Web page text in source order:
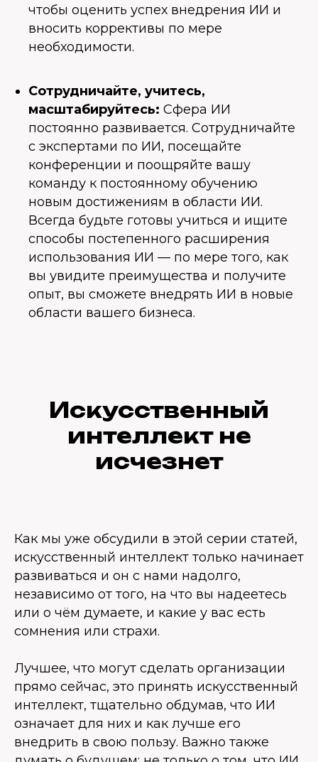
чтобы оценить успех внедрения ИИ и
вносить коррективы по мере
необходимости.
Сотрудничайте, учитесь,
масштабируйтесь: Сфера ИИ
постоянно развивается. Сотрудничайте
с экспертами по ИИ, посещайте
конференции и поощряйте вашу
команду к постоянному обучению
новым достижениям в области ИИ.
Всегда будьте готовы учиться и ищите
способы постепенного расширения
использования ИИ — по мере того, как
вы увидите преимущества и получите
опыт, вы сможете внедрять ИИ в новые
области вашего бизнеса.
Искусственный
интеллект не
исчезнет
Как мы уже обсудили в этой серии статей,
искусственный интеллект только начинает
развиваться и он с нами надолго,
независимо от того, на что вы надеетесь
или о чём думаете, и какие у вас есть
сомнения или страхи.
Лучшее, что могут сделать организации
прямо сейчас, это принять искусственный
интеллект, тщательно обдумав, что ИИ
означает для них и как лучше его
внедрить в свою пользу. Важно также